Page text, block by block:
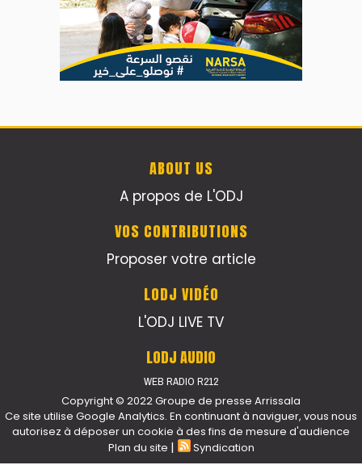
ABOUT US
A propos de L'ODJ
VOS CONTRIBUTIONS
Proposer votre article
LODJ VIDÉO
L'ODJ LIVE TV
LODJ AUDIO
WEB RADIO R212
Copyright © 2022 Groupe de presse Arrissala
Ce site utilise Google Analytics. En continuant à naviguer, vous nous
autorisez à déposer un cookie à des fins de mesure d'audience
Plan du site | Syndication